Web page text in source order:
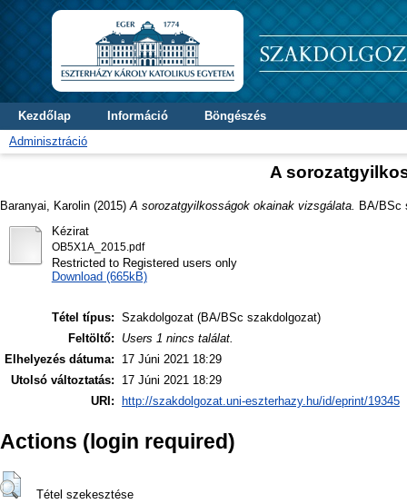
Kezdőlap Információ
Böngészés
Adminisztráció
A
Baranyai, Karolin (2015) A sorozatgyilkosságok okainak vizsgálata.
BA/BSc
Kézirat
OB5X1A_2015.pdf
Restricted to Registered users only
Download (665kB)
Tétel típus: Szakdolgozat (BA/BSc szakdolgozat)
Feltöltő:
Users 1 nincs találat.
Elhelyezés dátuma:
17 Júni 2021 18:29
Utolsó változtatás:
17 Júni 2021 18:29
URI:
http://szakdolgozat.uni-eszterhazy.hu/id/eprint/19345
Actions (login required)
Tétel szekesztése